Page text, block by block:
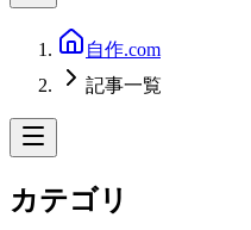
自作.com
記事一覧
カテゴリ